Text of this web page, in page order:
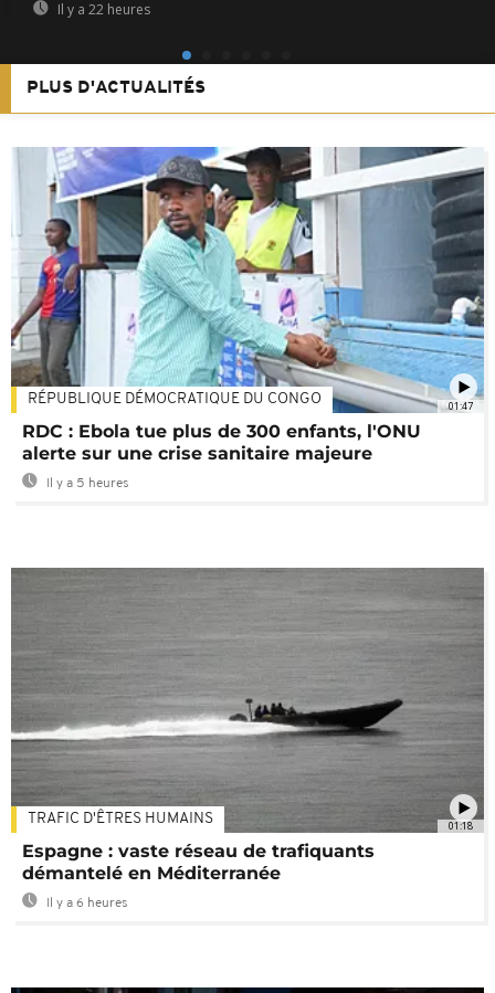
Il y a 22 heures
PLUS D'ACTUALITÉS
01:47
RÉPUBLIQUE DÉMOCRATIQUE DU CONGO
RDC : Ebola tue plus de 300 enfants, l'ONU
alerte sur une crise sanitaire majeure
Il y a 5 heures
01:18
TRAFIC D'ÊTRES HUMAINS
Espagne : vaste réseau de trafiquants
démantelé en Méditerranée
Il y a 6 heures